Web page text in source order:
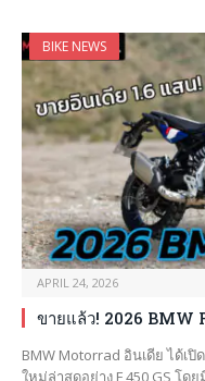
BIKE NEWS
APRIL 24, 2026
ขายแล้ว! 2026 BMW
BMW Motorrad อินเดีย ได้เ
ใหม่ล่าสุดอย่าง F 450 GS โด